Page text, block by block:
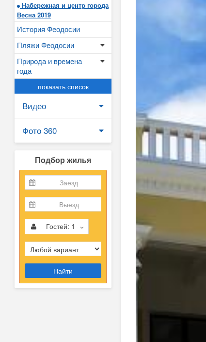
Набережная и центр города
Весна 2019
История Феодосии
Пляжи Феодосии
Природа и времена
года
показать список
Видео
Фото 360
Подбор жилья
Гостей: 1
Найти